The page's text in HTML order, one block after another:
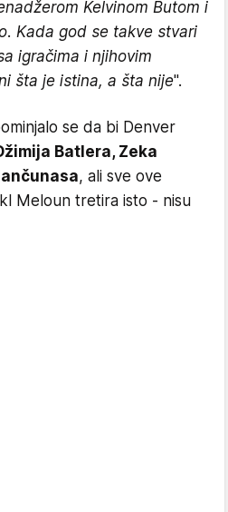
Kelvinom Butom i
Kada god se takve stvari
igračima i njihovim
šta je istina, a šta nije".
se da bi Denver
Batlera, Zeka
, ali sve ove
Meloun tretira isto - nisu